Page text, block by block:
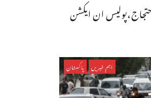
ان ایکشن
اہم خبریں پاکستان